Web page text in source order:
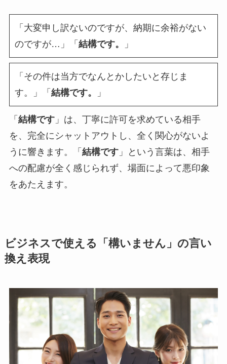
「大変申し訳ないのですが、納期に余裕がない
のですが…」「 結構です。 」
「その件は当方でなんとかしたいと存じま
す。」「 結構です。 」
「 結構です」は、丁寧に許可を求めている相手
を、完全にシャットアウトし、全く関心がないよ
うに響きます。「 結構です」という言葉は、相手
への配慮が全く感じられず、場面によって悪印象
をあたえます。
ビジネスで使える「構いません」の言い
換え表現